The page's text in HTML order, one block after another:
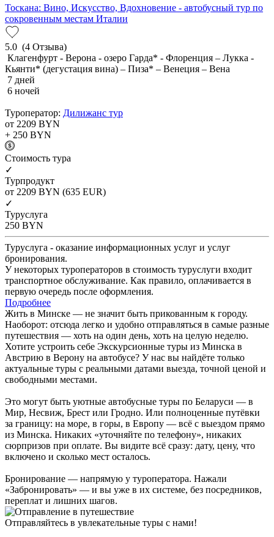
Тоскана: Вино, Искусство, Вдохновение - автобусный тур по
сокровенным местам Италии
5.0 (4 Отзыва)
Клагенфурт - Верона - озеро Гарда* - Флоренция – Лукка -
Кьянти* (дегустация вина) – Пиза* – Венеция – Вена
7 дней
6 ночей
Туроператор: Дилижанс тур
от 2209 BYN
+ 250 BYN
Cтоимость тура
✓
Турпродукт
от 2209 BYN (635 EUR)
✓
Туруслуга
250 BYN
Туруслуга - оказание информационных услуг и услуг
бронирования.
У некоторых туроператоров в стоимость туруслуги входит
транспортное обслуживание. Как правило, оплачивается в
первую очередь после оформления.
Подробнее
Жить в Минске — не значит быть прикованным к городу.
Наоборот: отсюда легко и удобно отправляться в самые разные
путешествия — хоть на один день, хоть на целую неделю.
Хотите устроить себе Экскурсионные туры из Минска в
Австрию в Верону на автобусе? У нас вы найдёте только
актуальные туры с реальными датами выезда, точной ценой и
свободными местами.
Это могут быть уютные автобусные туры по Беларуси — в
Мир, Несвиж, Брест или Гродно. Или полноценные путёвки
за границу: на море, в горы, в Европу — всё с выездом прямо
из Минска. Никаких «уточняйте по телефону», никаких
сюрпризов при оплате. Вы видите всё сразу: дату, цену, что
включено и сколько мест осталось.
Бронирование — напрямую у туроператора. Нажали
«Забронировать» — и вы уже в их системе, без посредников,
переплат и лишних шагов.
Отправляйтесь в увлекательные туры с нами!